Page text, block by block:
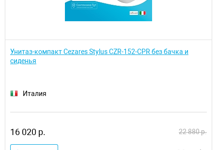
Унитаз-компакт Cezares Stylus CZR-152-CPR без бачка и
сиденья
Италия
16 020 р. 22 880 р.